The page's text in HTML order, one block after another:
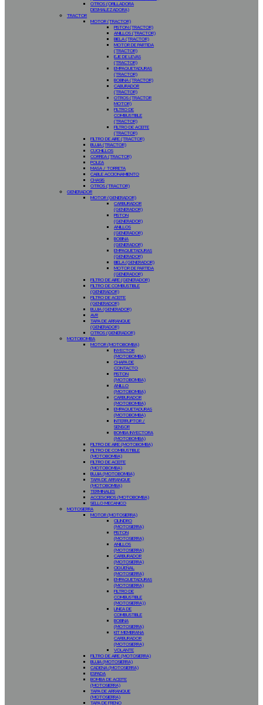
OTROS (ORILLADORA
DESMALEZADORA)
TRACTOR
MOTOR (TRACTOR)
PISTON (TRACTOR)
ANILLOS (TRACTOR)
BIELA (TRACTOR)
MOTOR DE PARTIDA
(TRACTOR)
EJE DE LEVAS
(TRACTOR)
EMPAQUETADURAS
(TRACTOR)
BOBINA (TRACTOR)
CABURADOR
(TRACTOR)
OTROS (TRACTOR
MOTOR)
FILTRO DE
COMBUSTIBLE
(TRACTOR)
FILTRO DE ACEITE
(TRACTOR)
FILTRO DE AIRE (TRACTOR)
BUJIA (TRACTOR)
CUCHILLOS
CORREA (TRACTOR)
POLEA
MASA / TORRETA
CABLE ACCIONAMIENTO
CHASIS
OTROS (TRACTOR)
GENERADOR
MOTOR (GENERADOR)
CARBURADOR
(GENERADOR)
PISTON
(GENERADOR)
ANILLOS
(GENERADOR)
BOBINA
(GENERADOR)
EMPAQUETADURAS
(GENERADOR)
BIELA (GENERADOR)
MOTOR DE PARTIDA
(GENERADOR)
FILTRO DE AIRE (GENERADOR)
FILTRO DE COMBUSTIBLE
(GENERADOR)
FILTRO DE ACEITE
(GENERADOR)
BUJIA (GENERADOR)
AVR
TAPA DE ARRANQUE
(GENERADOR)
OTROS (GENERADOR)
MOTOBOMBA
MOTOR (MOTOBOMBA)
INYECTOR
(MOTOBOMBA)
CHAPA DE
CONTACTO
PISTON
(MOTOBOMBA)
ANILLO
(MOTOBOMBA)
CARBURADOR
(MOTOBOMBA)
EMPAQUETADURAS
(MOTOBOMBA)
INTERRUPTOR /
SENSOR
BOMBA INYECTORA
(MOTOBOMBA)
FILTRO DE AIRE (MOTOBOMBA)
FILTRO DE COMBUSTIBLE
(MOTOBOMBA)
FILTRO DE ACEITE
(MOTOBOMBA)
BUJIA (MOTOBOMBA)
TAPA DE ARRANQUE
(MOTOBOMBA)
TERMINALES
ACCESORIOS (MOTOBOMBA)
SELLO MECANICO
MOTOSIERRA
MOTOR (MOTOSIERRA)
CILINDRO
(MOTOSIERRA)
PISTON
(MOTOSIERRA)
ANILLOS
(MOTOSIERRA)
CARBURADOR
(MOTOSIERRA)
CIGÜEÑAL
(MOTOSIERRA)
EMPAQUETADURAS
(MOTOSIERRA)
FILTRO DE
COMBUSTIBLE
(MOTOSIERRA))
LINEA DE
COMBUSTIBLE
BOBINA
(MOTOSIERRA)
KIT MEMBRANA
CARBURADOR
(MOTOSIERRA)
VOLANTE
FILTRO DE AIRE (MOTOSIERRA)
BUJIA (MOTOSIERRA)
CADENA (MOTOSIERRA)
ESPADA
BOMBA DE ACEITE
(MOTOSIERRA)
TAPA DE ARRANQUE
(MOTOSIERRA)
TAPA DE FRENO